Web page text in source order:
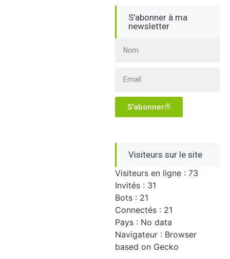
S'abonner à ma
newsletter
S'abonner
Visiteurs sur le site
Visiteurs en ligne : 73
Invités : 31
Bots : 21
Connectés : 21
Pays : No data
Navigateur : Browser
based on Gecko